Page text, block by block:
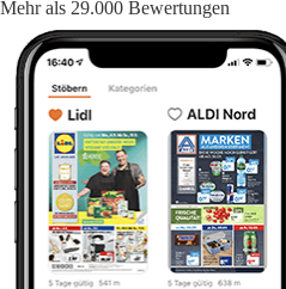
Mehr als 29.000 Bewertungen